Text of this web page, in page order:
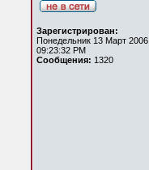
Зарегистрирован:
Понедельник 13 Март 2006
09:23:32 PM
Сообщения: 1320